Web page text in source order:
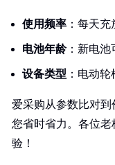
使用频率 ：每天
电池年龄：新电池
设备类型 ：电动
爱采购从参数比对
您省时省力。各位
验！